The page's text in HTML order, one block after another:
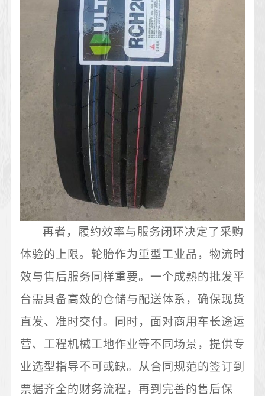
再者，履约效率与服务闭环决定了采购
体验的上限。轮胎作为重型工业品，物流时
效与售后服务同样重要。一个成熟的批发平
台需具备高效的仓储与配送体系，确保现货
直发、准时交付。同时，面对商用车长途运
营、工程机械工地作业等不同场景，提供专
业选型指导不可或缺。从合同规范的签订到
票据齐全的财务流程，再到完善的售后保